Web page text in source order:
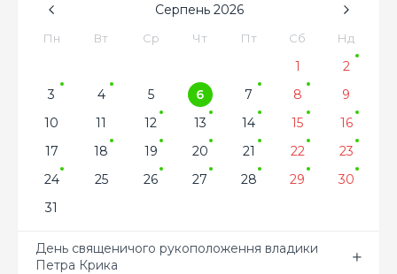
Серпень 2026
Пн Вт Ср Чт Пт Сб Нд
1
2
3
4 5 6 7 8
9
10
11 12 13 14 15
16
17
18 19 20 21 22
23
24
25 26 27 28 29
30
31
День священичого рукоположення владики
Петра Крика